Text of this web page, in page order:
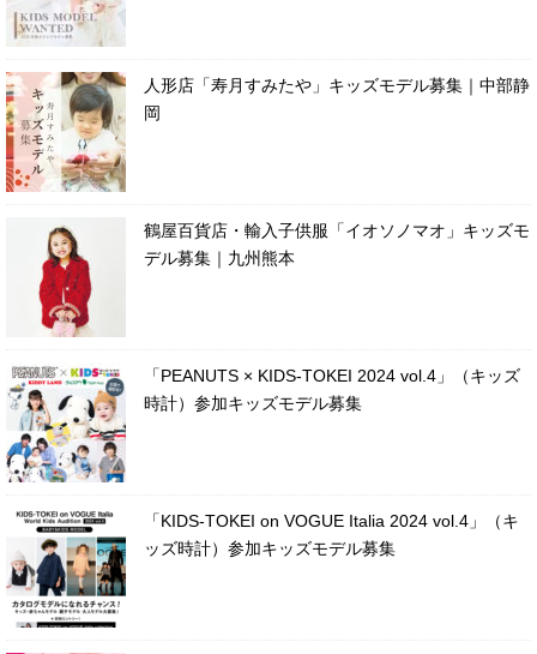
人形店「寿月すみたや」キッズモデル募集｜中部静
岡
鶴屋百貨店・輸入子供服「イオソノマオ」キッズモ
デル募集｜九州熊本
「PEANUTS × KIDS-TOKEI 2024 vol.4」（キッズ
時計）参加キッズモデル募集
「KIDS-TOKEI on VOGUE Italia 2024 vol.4」（キ
ッズ時計）参加キッズモデル募集